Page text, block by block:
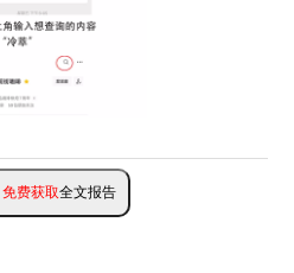
免费获取全文报告